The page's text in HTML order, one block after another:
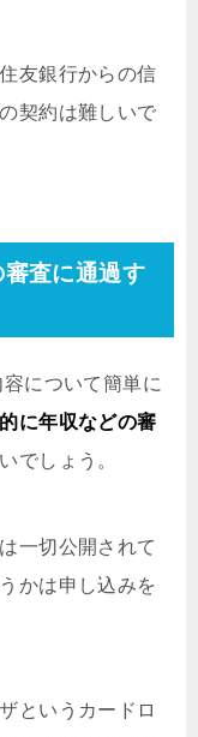
友銀行からの信
契約は難しいで
査に通過す
について簡単に
に年収などの審
でしょう。
一切公開されて
かは申し込みを
というカードロ